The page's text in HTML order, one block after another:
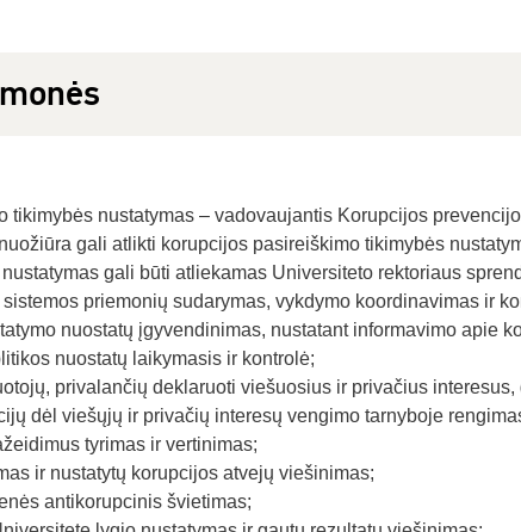
tikimybės nustatymas – vadovaujantis Korupcijos
gali atlikti korupcijos pasireiškimo tikimybės
gali būti atliekamas Universiteto rektoriaus
priemonių sudarymas, vykdymo koordinavimas ir
nuostatų įgyvendinimas, nustatant informavimo apie
nuostatų laikymasis ir kontrolė;
privalančių deklaruoti viešuosius ir privačius
dėl viešųjų ir privačių interesų vengimo tarnyboje
tyrimas ir vertinimas;
ir nustatytų korupcijos atvejų viešinimas;
antikorupcinis švietimas;